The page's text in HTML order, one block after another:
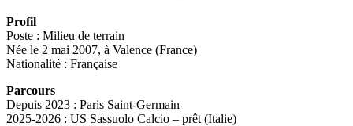
Profil
Poste : Milieu de terrain
Née le 2 mai 2007, à Valence (France)
Nationalité : Française
Parcours
Depuis 2023 : Paris Saint-Germain
2025-2026 : US Sassuolo Calcio – prêt (Italie)